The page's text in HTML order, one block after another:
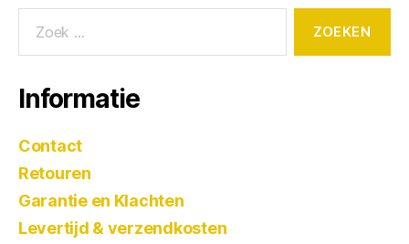
Informatie
Contact
Retouren
Garantie en Klachten
Levertijd & verzendkosten